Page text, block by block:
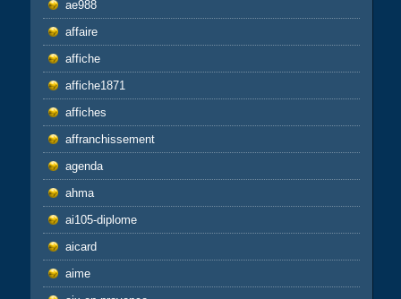
ae988
affaire
affiche
affiche1871
affiches
affranchissement
agenda
ahma
ai105-diplome
aicard
aime